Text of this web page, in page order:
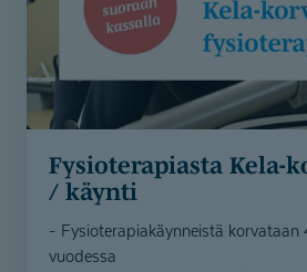
Fysiotera­piasta Kela-korvausta 15€
/ käynti
- Fysioterapiakäynneistä korvataan
vuodessa